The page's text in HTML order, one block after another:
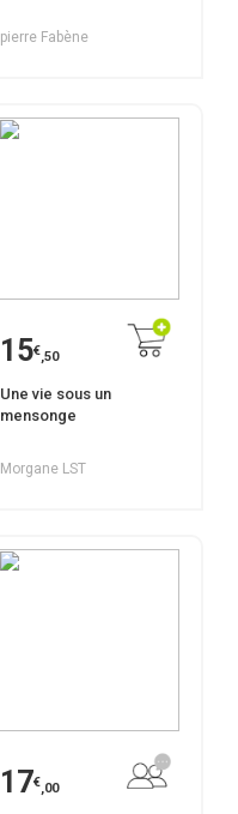
pierre Fabène
15€,50
Une vie sous un
mensonge
Morgane LST
17€,00